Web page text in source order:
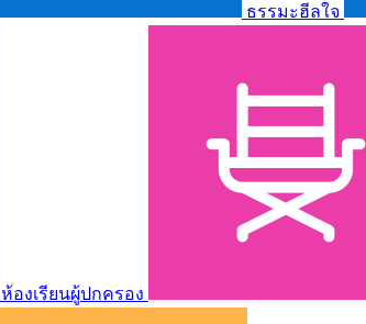
ธรรมะฮีลใจ
ห้องเรียนผู้ปกครอง